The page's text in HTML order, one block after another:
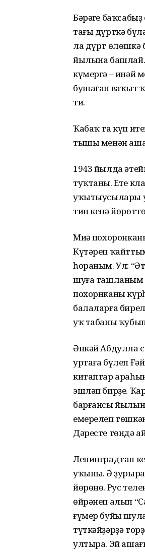
Бәрәңге
тағы дүрткә
ла дүрт өлөшкә
йылына башлай.
күмергә – инәй
бушаған ваҡыт
ти.
Ҡабаҡ та күп
тышы менән
1943 йылда
туҡтаны. Ете
уҡытыусылары
тип кенә
Миңә
Күтәреп
һораным. Ул:
шуға ташланым
похорнканы
балаларға
уҡ табаны
Әнкәй Абдулла
уртаға бүлеп
китаптар
эшләп бирҙе.
барғансы
емерелеп
Дәресте төндә
Ленинградтан
уҡыны. Ә
йөрөнө. Рус
өйрәнеп алып
ғүмер буйы
түткәйҙәрҙә
ултыра. Эй